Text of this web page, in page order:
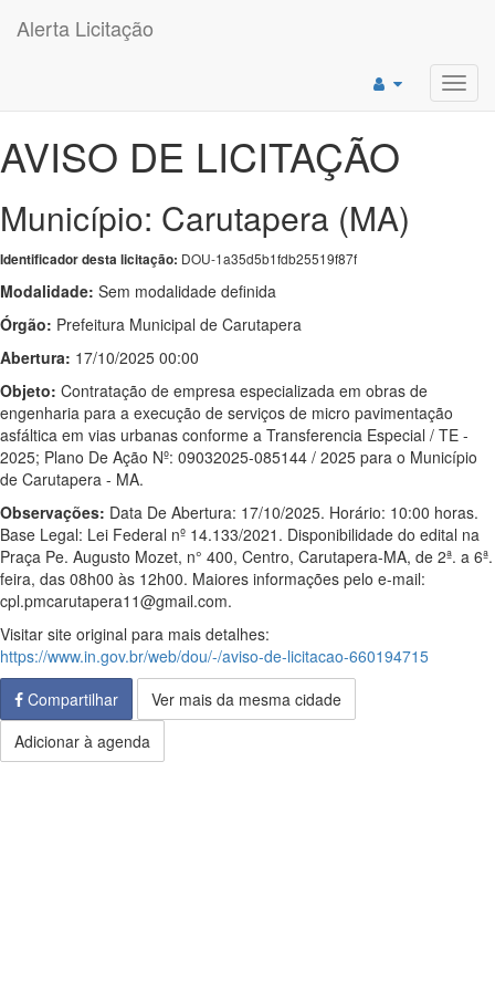
Alerta Licitação
AVISO DE LICITAÇÃO
Município: Carutapera (MA)
Identificador desta licitação: DOU-1a35d5b1fdb25519f87f
Modalidade: Sem modalidade definida
Órgão: Prefeitura Municipal de Carutapera
Abertura: 17/10/2025 00:00
Objeto: Contratação de empresa especializada em obras de
engenharia para a execução de serviços de micro pavimentação
asfáltica em vias urbanas conforme a Transferencia Especial / TE -
2025; Plano De Ação Nº: 09032025-085144 / 2025 para o Município
de Carutapera - MA.
Observações: Data De Abertura: 17/10/2025. Horário: 10:00 horas.
Base Legal: Lei Federal nº 14.133/2021. Disponibilidade do edital na
Praça Pe. Augusto Mozet, n° 400, Centro, Carutapera-MA, de 2ª. a 6ª.
feira, das 08h00 às 12h00. Maiores informações pelo e-mail:
cpl.pmcarutapera11@gmail.com.
Visitar site original para mais detalhes:
https://www.in.gov.br/web/dou/-/aviso-de-licitacao-660194715
Compartilhar
Ver mais da mesma cidade
Adicionar à agenda